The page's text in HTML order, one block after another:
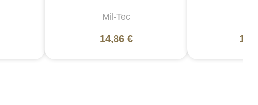
Mil-Tec
14,86 €